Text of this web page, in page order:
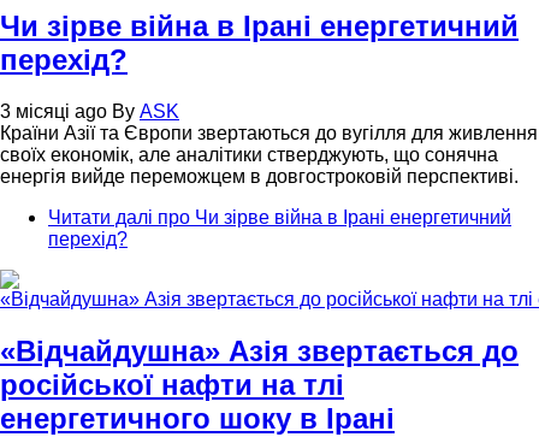
Чи зірве війна в Ірані енергетичний
перехід?
3 місяці ago By ASK
Країни Азії та Європи звертаються до вугілля для живлення
своїх економік, але аналітики стверджують, що сонячна
енергія вийде переможцем в довгостроковій перспективі.
Читати далі про Чи зірве війна в Ірані енергетичний
перехід?
«Відчайдушна» Азія звертається до
російської нафти на тлі
енергетичного шоку в Ірані